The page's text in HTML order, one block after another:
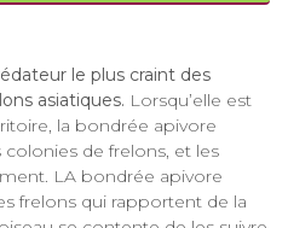
le plus craint des
asiatiques. Lorsqu’elle est
la bondrée apivore
de frelons, et les
LA bondrée apivore
frelons qui rapportent de la